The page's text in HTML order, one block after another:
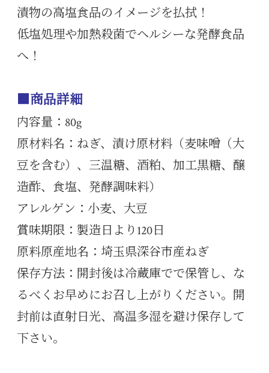
漬物の高塩食品のイメージを払拭！
低塩処理や加熱殺菌でヘルシーな発酵食品
へ！
■商品詳細
内容量：80g
原材料名：ねぎ、漬け原材料（麦味噌（大
豆を含む）、三温糖、酒粕、加工黒糖、醸
造酢、食塩、発酵調味料）
アレルゲン：小麦、大豆
賞味期限：製造日より120日
原料原産地名：埼玉県深谷市産ねぎ
保存方法：開封後は冷蔵庫でで保管し、な
るべくお早めにお召し上がりください。開
封前は直射日光、高温多湿を避け保存して
下さい。